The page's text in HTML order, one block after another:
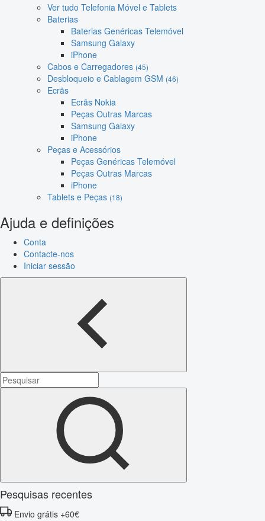
Ver tudo Telefonia Móvel e Tablets
Baterias
Baterias Genéricas Telemóvel
Samsung Galaxy
iPhone
Cabos e Carregadores (45)
Desbloqueio e Cablagem GSM (46)
Ecrãs
Ecrãs Nokia
Peças Outras Marcas
Samsung Galaxy
iPhone
Peças e Acessórios
Peças Genéricas Telemóvel
Peças Outras Marcas
iPhone
Tablets e Peças (18)
Ajuda e definições
Conta
Contacte-nos
Iniciar sessão
Pesquisas recentes
Envio grátis +60€